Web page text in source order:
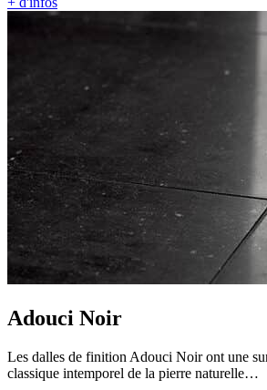
Adouci Noir
Les dalles de finition Adouci Noir ont une
classique intemporel de la pierre naturelle…